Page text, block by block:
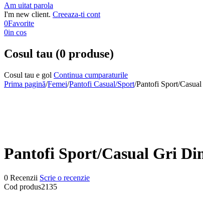
Am uitat parola
I'm new client. Creeaza-ti cont
0Favorite
0in cos
Cosul tau (0 produse)
Cosul tau e gol Continua cumparaturile
Prima pagină/Femei/Pantofi Casual/Sport/Pantofi Sport/
Pantofi Sport/Casual Gri
0 Recenzii Scrie o recenzie
Cod produs2135